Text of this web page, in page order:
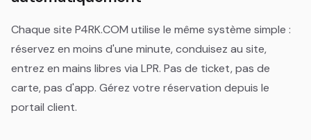
Chaque site P4RK.COM utilise le même système simple :
réservez en moins d'une minute, conduisez au site,
entrez en mains libres via LPR. Pas de ticket, pas de
carte, pas d'app. Gérez votre réservation depuis le
portail client.